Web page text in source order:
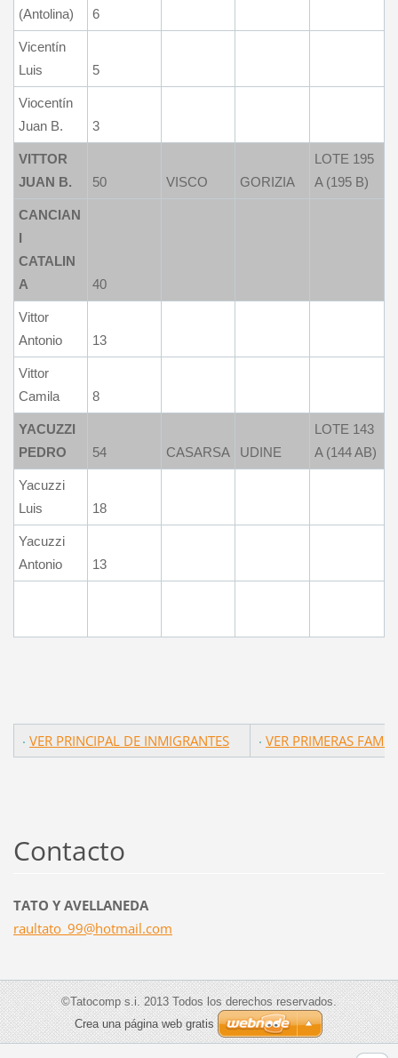
(Antolina)
6
Vicentín
Luis
5
Viocentín
Juan B.
3
VITTOR
JUAN B.
50 VISCO GORIZIA
LOTE 195
A (195 B)
CANCIAN
I
CATALIN
A
40
Vittor
Antonio
13
Vittor
Camila
8
YACUZZI
PEDRO
54 CASARSA UDINE
LOTE 143
A (144 AB)
Yacuzzi
Luis
18
Yacuzzi
Antonio
13
VER PRINCIPAL DE INMIGRANTES VER PRIMERAS
Contacto
TATO Y AVELLANEDA
raultato_99@hotmail.com
©Tatocomp s.i. 2013 Todos los derechos reservados.
Crea una página web gratis